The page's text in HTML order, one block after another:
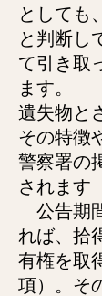
としても
と判断し
て引き取
ます。
遺失物と
その特徴
警察署の
されます
公告期
れば、拾
有権を取
項）。そ